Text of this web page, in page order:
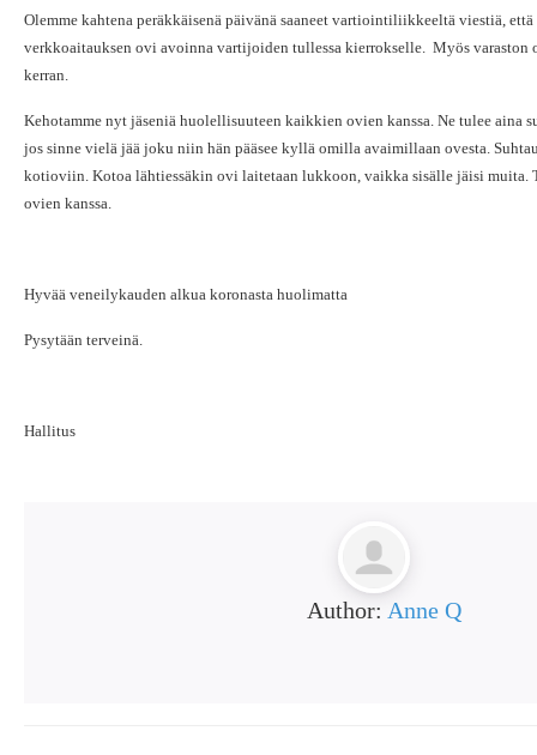
Olemme kahtena peräkkäisenä päivänä saaneet vartiointiliikkeeltä viestiä,
verkkoaitauksen ovi avoinna vartijoiden tullessa kierrokselle. Myös varaston
kerran.
Kehotamme nyt jäseniä huolellisuuteen kaikkien ovien kanssa. Ne tulee aina
jos sinne vielä jää joku niin hän pääsee kyllä omilla avaimillaan ovesta.
kotioviin. Kotoa lähtiessäkin ovi laitetaan lukkoon, vaikka sisälle jäisi muita.
ovien kanssa.
Hyvää veneilykauden alkua koronasta huolimatta
Pysytään terveinä.
Hallitus
Author: Anne Q